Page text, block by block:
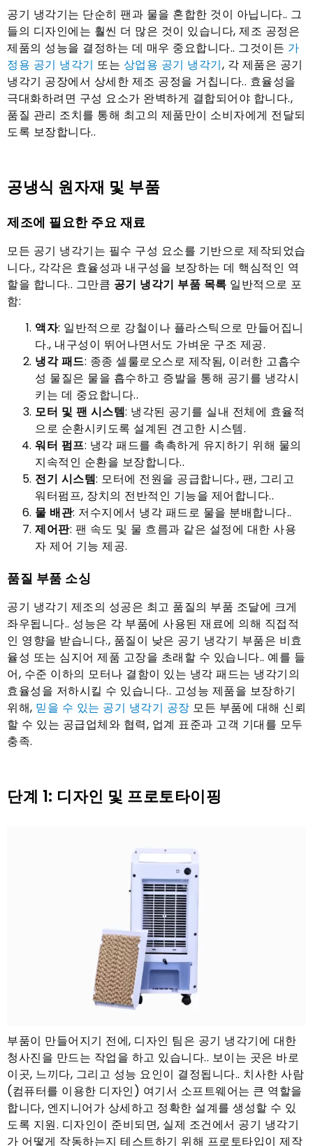
공기 냉각기는 단순히 팬과 물을 혼합한 것이 아닙니다.. 그
들의 디자인에는 훨씬 더 많은 것이 있습니다, 제조 공정은
제품의 성능을 결정하는 데 매우 중요합니다.. 그것이든 가
정용 공기 냉각기 또는 상업용 공기 냉각기, 각 제품은 공기
냉각기 공장에서 상세한 제조 공정을 거칩니다.. 효율성을
극대화하려면 구성 요소가 완벽하게 결합되어야 합니다.,
품질 관리 조치를 통해 최고의 제품만이 소비자에게 전달되
도록 보장합니다..
공냉식 원자재 및 부품
제조에 필요한 주요 재료
모든 공기 냉각기는 필수 구성 요소를 기반으로 제작되었습
니다., 각각은 효율성과 내구성을 보장하는 데 핵심적인 역
할을 합니다.. 그만큼 공기 냉각기 부품 목록 일반적으로 포
함:
액자: 일반적으로 강철이나 플라스틱으로 만들어집니
다., 내구성이 뛰어나면서도 가벼운 구조 제공.
냉각 패드: 종종 셀룰로오스로 제작됨, 이러한 고흡수
성 물질은 물을 흡수하고 증발을 통해 공기를 냉각시
키는 데 중요합니다..
모터 및 팬 시스템: 냉각된 공기를 실내 전체에 효율적
으로 순환시키도록 설계된 견고한 시스템.
워터 펌프: 냉각 패드를 촉촉하게 유지하기 위해 물의
지속적인 순환을 보장합니다..
전기 시스템: 모터에 전원을 공급합니다., 팬, 그리고
워터펌프, 장치의 전반적인 기능을 제어합니다..
물 배관: 저수지에서 냉각 패드로 물을 분배합니다..
제어판: 팬 속도 및 물 흐름과 같은 설정에 대한 사용
자 제어 기능 제공.
품질 부품 소싱
공기 냉각기 제조의 성공은 최고 품질의 부품 조달에 크게
좌우됩니다.. 성능은 각 부품에 사용된 재료에 의해 직접적
인 영향을 받습니다., 품질이 낮은 공기 냉각기 부품은 비효
율성 또는 심지어 제품 고장을 초래할 수 있습니다.. 예를 들
어, 수준 이하의 모터나 결함이 있는 냉각 패드는 냉각기의
효율성을 저하시킬 수 있습니다.. 고성능 제품을 보장하기
위해, 믿을 수 있는 공기 냉각기 공장 모든 부품에 대해 신뢰
할 수 있는 공급업체와 협력, 업계 표준과 고객 기대를 모두
충족.
단계 1: 디자인 및 프로토타이핑
부품이 만들어지기 전에, 디자인 팀은 공기 냉각기에 대한
청사진을 만드는 작업을 하고 있습니다.. 보이는 곳은 바로
이곳, 느끼다, 그리고 성능 요인이 결정됩니다.. 치사한 사람
(컴퓨터를 이용한 디자인) 여기서 소프트웨어는 큰 역할을
합니다, 엔지니어가 상세하고 정확한 설계를 생성할 수 있
도록 지원. 디자인이 준비되면, 실제 조건에서 공기 냉각기
가 어떻게 작동하는지 테스트하기 위해 프로토타입이 제작